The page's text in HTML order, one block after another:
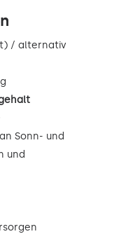
/ alternativ
Sonn- und
und